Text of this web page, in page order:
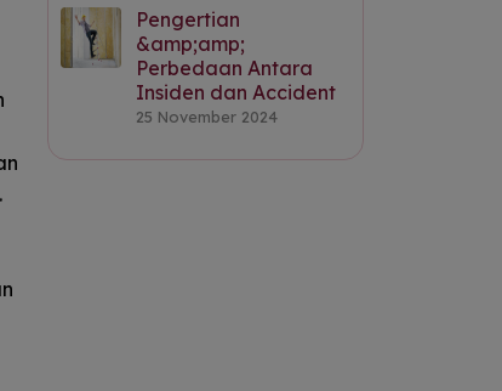
Pengertian
&amp;amp;
Perbedaan Antara
Insiden dan Accident
25 November 2024